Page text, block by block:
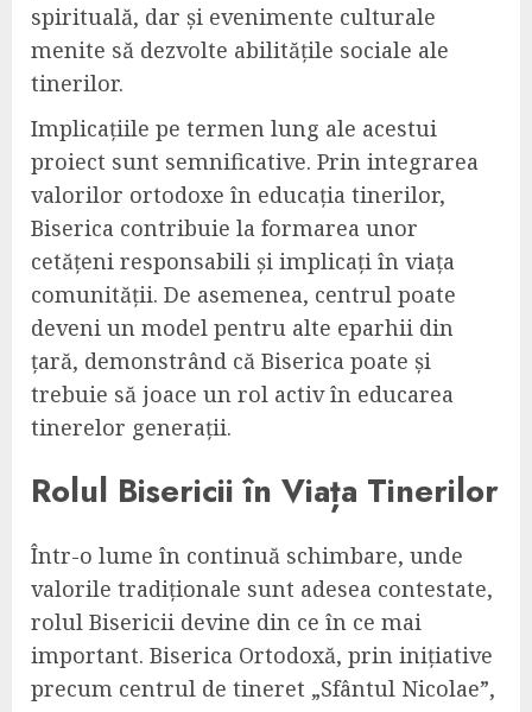
spirituală, dar și evenimente culturale
menite să dezvolte abilitățile sociale ale
tinerilor.
Implicațiile pe termen lung ale acestui
proiect sunt semnificative. Prin integrarea
valorilor ortodoxe în educația tinerilor,
Biserica contribuie la formarea unor
cetățeni responsabili și implicați în viața
comunității. De asemenea, centrul poate
deveni un model pentru alte eparhii din
țară, demonstrând că Biserica poate și
trebuie să joace un rol activ în educarea
tinerelor generații.
Rolul Bisericii în Viața Tinerilor
Într-o lume în continuă schimbare, unde
valorile tradiționale sunt adesea contestate,
rolul Bisericii devine din ce în ce mai
important. Biserica Ortodoxă, prin inițiative
precum centrul de tineret „Sfântul Nicolae”,